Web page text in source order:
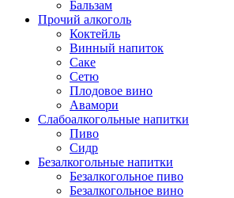
Бальзам
Прочий алкоголь
Коктейль
Винный напиток
Саке
Сетю
Плодовое вино
Авамори
Слабоалкогольные напитки
Пиво
Сидр
Безалкогольные напитки
Безалкогольное пиво
Безалкогольное вино